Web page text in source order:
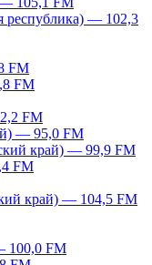
республика) — 102,3
FM
FM
FM
— 95,0 FM
край) — 99,9 FM
FM
край) — 104,5 FM
100,0 FM